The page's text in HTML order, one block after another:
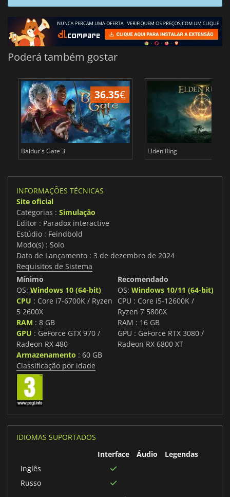
Poderá também gostar
36.35€
Baldur's Gate 3 Elden Ring
INFORMAÇÕES TÉCNICAS
Site oficial
Categorias : Simulação
Editor : Paradox interactive
Estúdio : Feindbold
Modo(s) : Solo
Data de Lançamento : 3 de dezembro de 2024
Requisitos de Sistema
Mínimo
OS: Windows 10 (64-bit)
CPU : Core i7-6700K / Ryzen
5 2600X
RAM : 8 GB
GPU : GeForce GTX 970 /
Radeon RX 480
Armazenamento : 60 GB
Recomendado
OS: Windows 10/11 (64-bit)
CPU : Core i5-12600K /
Ryzen 7 5800X
RAM : 16 GB
GPU : GeForce RTX 3080 /
Radeon RX 6800 XT
Classificação por idade
IDIOMAS SUPORTADOS
Interface
Áudio
Legendas
Inglês
Russo